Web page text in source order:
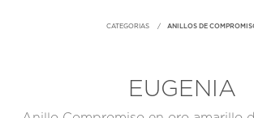
CATEGORIAS ANILLOS DE
EUGENIA